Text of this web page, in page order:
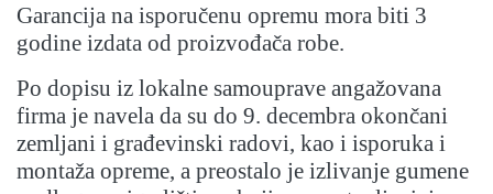
Garancija na isporučenu opremu mora biti 3
godine izdata od proizvođača robe.
Po dopisu iz lokalne samouprave angažovana
firma je navela da su do 9. decembra okončani
zemljani i građevinski radovi, kao i isporuka i
montaža opreme, a preostalo je izlivanje gumene